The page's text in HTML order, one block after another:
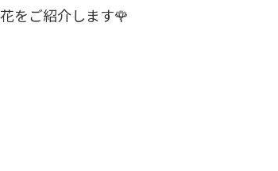
をご紹介します🌹